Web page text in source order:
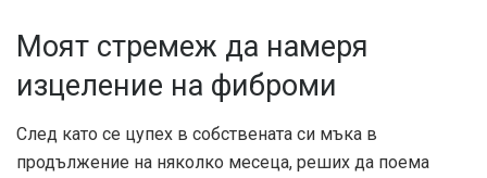
Моят стремеж да намеря
изцеление на фиброми
След като се цупех в собствената си мъка в
продължение на няколко месеца, реших да поема